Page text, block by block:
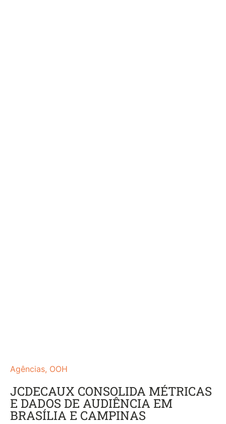
Agências, OOH
JCDECAUX CONSOLIDA MÉTRICAS
E DADOS DE AUDIÊNCIA EM
BRASÍLIA E CAMPINAS